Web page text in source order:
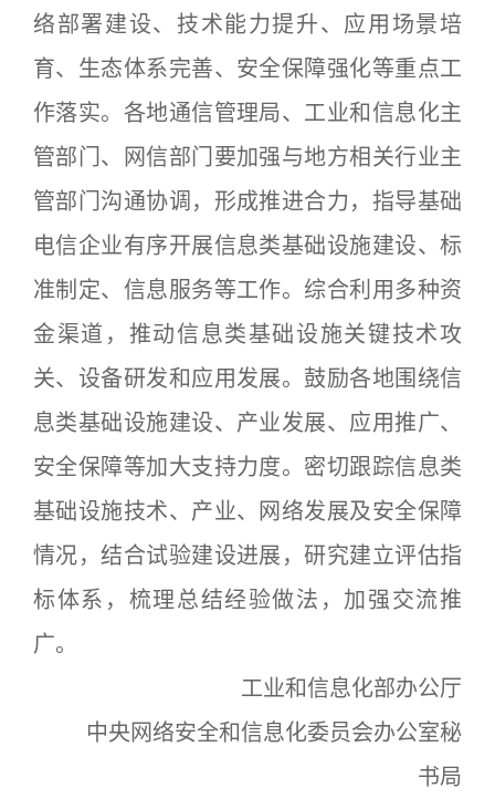
络部署建设、技术能力提升、应用场景培
育、生态体系完善、安全保障强化等重点工
作落实。各地通信管理局、工业和信息化主
管部门、网信部门要加强与地方相关行业主
管部门沟通协调，形成推进合力，指导基础
电信企业有序开展信息类基础设施建设、标
准制定、信息服务等工作。综合利用多种资
金渠道，推动信息类基础设施关键技术攻
关、设备研发和应用发展。鼓励各地围绕信
息类基础设施建设、产业发展、应用推广、
安全保障等加大支持力度。密切跟踪信息类
基础设施技术、产业、网络发展及安全保障
情况，结合试验建设进展，研究建立评估指
标体系，梳理总结经验做法，加强交流推
广。
工业和信息化部办公厅
中央网络安全和信息化委员会办公室秘
书局